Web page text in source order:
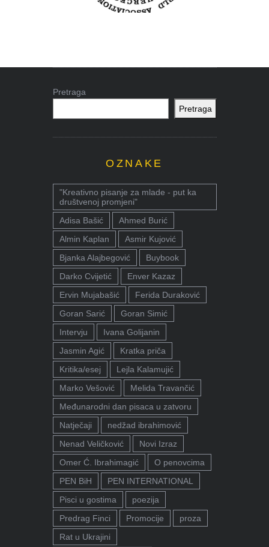
Pretraga
Pretraga
OZNAKE
"Kreativno pisanje za mlade - put ka
društvenoj promjeni"
Adisa Bašić
Ahmed Burić
Almin Kaplan
Asmir Kujović
Bjanka Alajbegović
Buybook
Darko Cvijetić
Enver Kazaz
Ervin Mujabašić
Ferida Duraković
Goran Sarić
Goran Simić
Intervju
Ivana Golijanin
Jasmin Agić
Kratka priča
Kritika/esej
Lejla Kalamujić
Marko Vešović
Melida Travančić
Međunarodni dan pisaca u zatvoru
Natječaji
nedžad ibrahimović
Nenad Veličković
Novi Izraz
Omer Ć. Ibrahimagić
O penovcima
PEN BiH
PEN INTERNATIONAL
Pisci u gostima
poezija
Predrag Finci
Promocije
proza
Rat u Ukrajini